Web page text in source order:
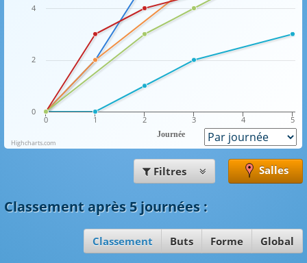
Journée
0 1 2 3 4 5
0
2
4
Highcharts.com
Filtres Salles
Classement après 5 journées:
Classement Buts Forme Global